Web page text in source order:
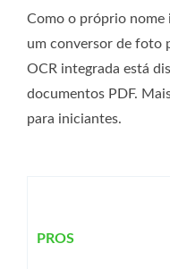
Como o próprio nome
um conversor de foto
OCR integrada está
documentos PDF.
para iniciantes.
PROS